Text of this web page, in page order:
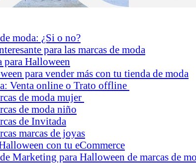
moda: ¿Si o no?
para las marcas de moda
para Halloween
para vender más con tu tienda de moda
Venta online o Trato offline
de moda mujer
de moda niño
de Invitada
marcas de joyas
con tu eCommerce
Marketing para Halloween de marcas de